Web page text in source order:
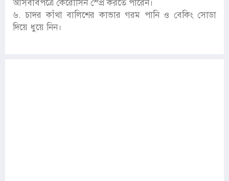
আসবাবপত্রে কেরোসিন স্প্রে করতে পারেন।
৬. চাদর কাঁথা বালিশের কাভার গরম পানি ও বেকিং সোডা
দিয়ে ধুয়ে নিন।